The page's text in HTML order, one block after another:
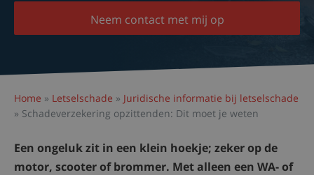
Neem contact met mij op
Home » Letselschade » Juridische informatie bij letselschade
» Schadeverzekering opzittenden: Dit moet je weten
Een ongeluk zit in een klein hoekje; zeker op de
motor, scooter of brommer. Met alleen een WA- of